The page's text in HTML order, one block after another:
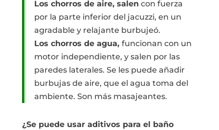
Los chorros de aire, salen con fuerza
por la parte inferior del jacuzzi, en un
agradable y relajante burbujeó.
Los chorros de agua, funcionan con un
motor independiente, y salen por las
paredes laterales. Se les puede añadir
burbujas de aire, que el agua toma del
ambiente. Son más masajeantes.
¿Se puede usar aditivos para el baño